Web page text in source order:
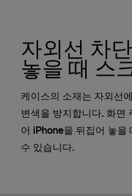
자외선 차
놓을 때 스
케이스의 소재는 자외선
변색을 방지합니다. 화면
어 iPhone을 뒤집어 놓을
수 있습니다.